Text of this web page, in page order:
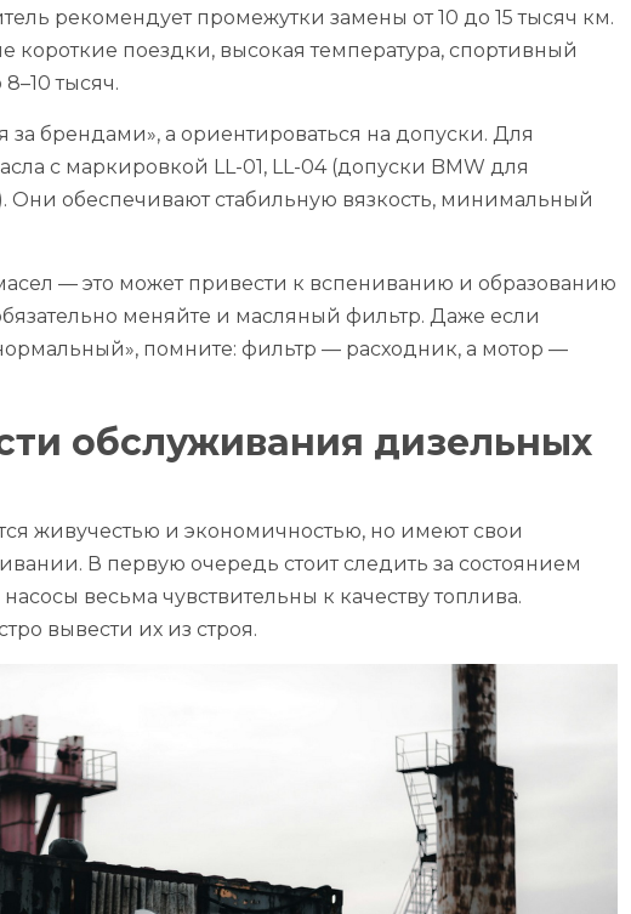
рекомендует промежутки замены от 10 до 15 тысяч км.
короткие поездки, высокая температура, спортивный
тысяч.
за брендами», а ориентироваться на допуски. Для
с маркировкой LL-01, LL-04 (допуски BMW для
Они обеспечивают стабильную вязкость, минимальный
— это может привести к вспениванию и образованию
меняйте и масляный фильтр. Даже если
помните: фильтр — расходник, а мотор —
обслуживания дизельных
живучестью и экономичностью, но имеют свои
В первую очередь стоит следить за состоянием
весьма чувствительны к качеству топлива.
вывести их из строя.